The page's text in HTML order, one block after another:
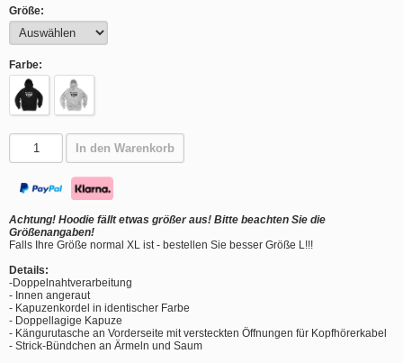
Größe:
Farbe:
In den Warenkorb
Achtung! Hoodie fällt etwas größer aus! Bitte beachten Sie die
Größenangaben!
Falls Ihre Größe normal XL ist - bestellen Sie besser Größe L!!!
Details:
-Doppelnahtverarbeitung
- Innen angeraut
- Kapuzenkordel in identischer Farbe
- Doppellagige Kapuze
- Kängurutasche an Vorderseite mit versteckten Öffnungen für Kopfhörerkabel
- Strick-Bündchen an Ärmeln und Saum